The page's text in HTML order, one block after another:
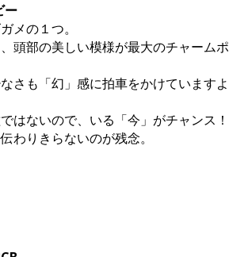
ー
メの１つ。
頭部の美しい模様が最大のチャームポ
さも「幻」感に拍車をかけていますよ
はないので、いる「今」がチャンス！
わりきらないのが残念。